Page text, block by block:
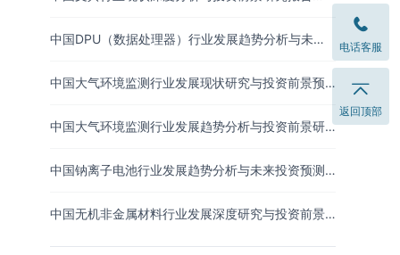
中国DPU（数据处理器）行业发展趋势分析与未来
中国大气环境监测行业发展现状研究与投资前景预
中国大气环境监测行业发展趋势分析与投资前景研
中国钠离子电池行业发展趋势分析与未来投资预测
中国无机非金属材料行业发展深度研究与投资前景
电话客服
返回顶部